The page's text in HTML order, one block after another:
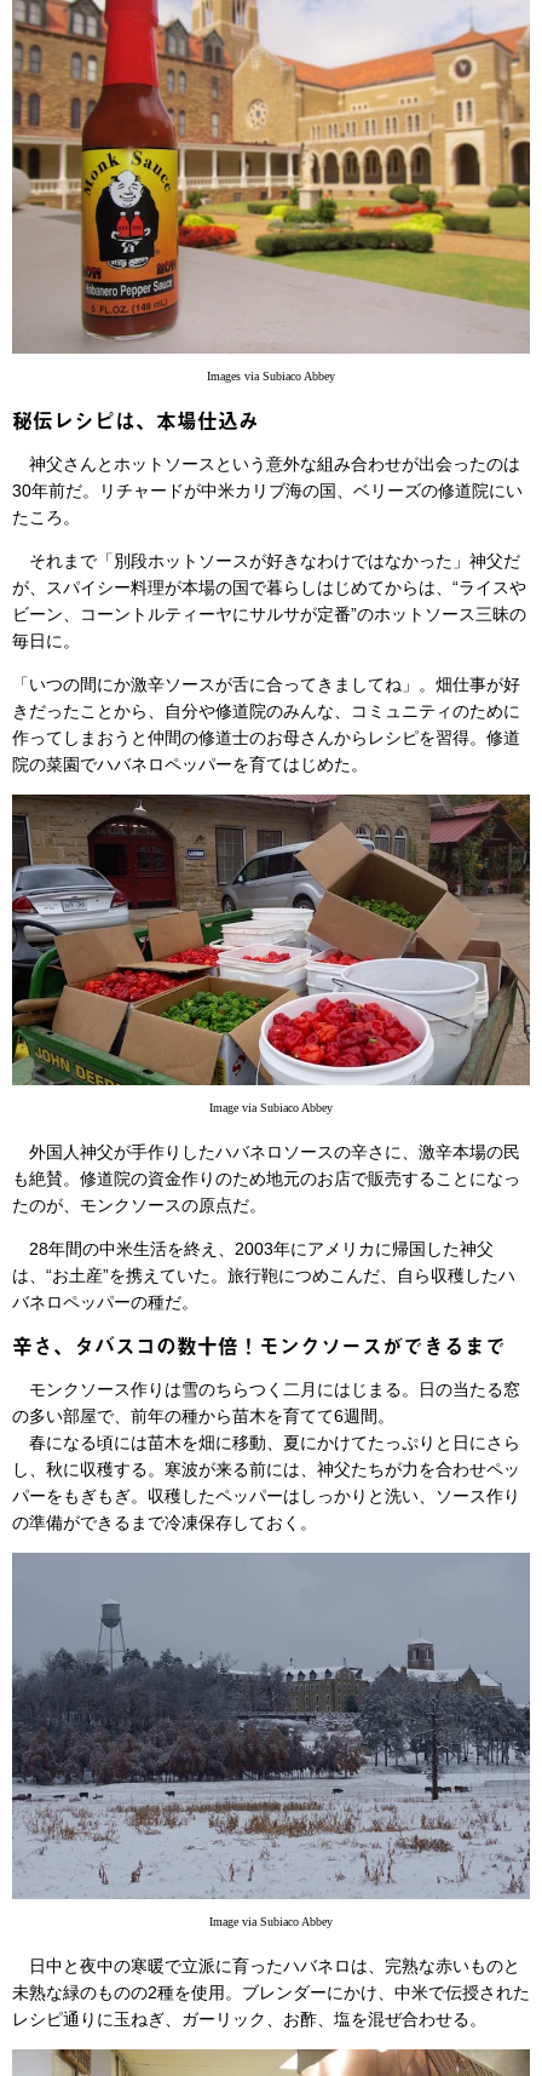
Images via Subiaco Abbey
秘伝レシピは、本場仕込み
神父さんとホットソースという意外な組み合わせが出会ったのは
30年前だ。リチャードが中米カリブ海の国、ベリーズの修道院にい
たころ。
それまで「別段ホットソースが好きなわけではなかった」神父だ
が、スパイシー料理が本場の国で暮らしはじめてからは、“ライスや
ビーン、コーントルティーヤにサルサが定番”のホットソース三昧の
毎日に。
「いつの間にか激辛ソースが舌に合ってきましてね」。畑仕事が好
きだったことから、自分や修道院のみんな、コミュニティのために
作ってしまおうと仲間の修道士のお母さんからレシピを習得。修道
院の菜園でハバネロペッパーを育てはじめた。
Image via Subiaco Abbey
外国人神父が手作りしたハバネロソースの辛さに、激辛本場の民
も絶賛。修道院の資金作りのため地元のお店で販売することになっ
たのが、モンクソースの原点だ。
28年間の中米生活を終え、2003年にアメリカに帰国した神父
は、“お土産”を携えていた。旅行鞄につめこんだ、自ら収穫したハ
バネロペッパーの種だ。
辛さ、タバスコの数十倍！モンクソースができるまで
モンクソース作りは雪のちらつく二月にはじまる。日の当たる窓
の多い部屋で、前年の種から苗木を育てて6週間。
春になる頃には苗木を畑に移動、夏にかけてたっぷりと日にさら
し、秋に収穫する。寒波が来る前には、神父たちが力を合わせペッ
パーをもぎもぎ。収穫したペッパーはしっかりと洗い、ソース作り
の準備ができるまで冷凍保存しておく。
Image via Subiaco Abbey
日中と夜中の寒暖で立派に育ったハバネロは、完熟な赤いものと
未熟な緑のものの2種を使用。ブレンダーにかけ、中米で伝授された
レシピ通りに玉ねぎ、ガーリック、お酢、塩を混ぜ合わせる。